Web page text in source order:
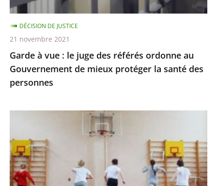
ordonne
au
Gouvernement
de
mieux
protéger
la
des
Garde à vue : le juge des référés ordonne au
Gouvernement de mieux protéger la santé des
personnes
DÉCISION DE JUSTICE
21 novembre 2021
pour
les
activités